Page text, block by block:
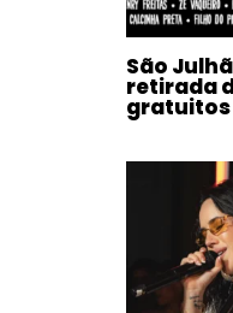
São
retirada
gratuitos